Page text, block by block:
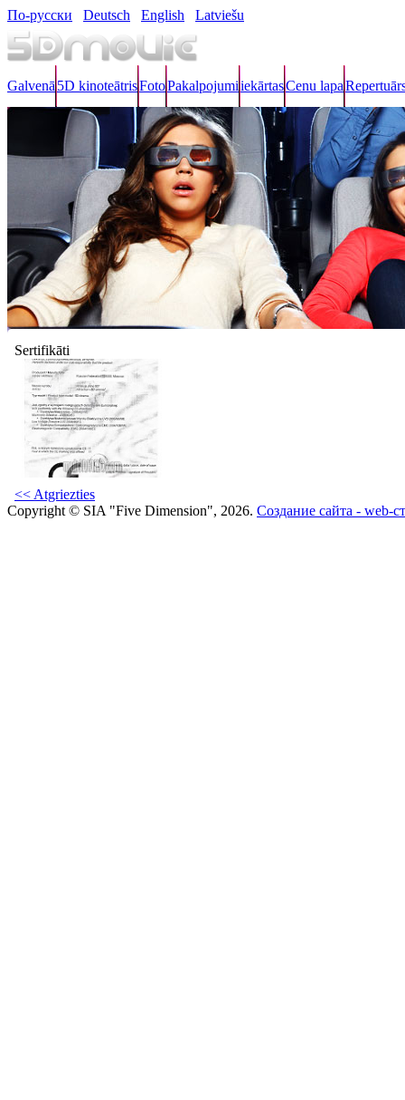
По-русски Deutsch English Latviešu
Galvenā 5D kinoteātrisFotoPakalpojumiiekārtasCenu lapa
Sertifikāti
<< Atgriezties
Copyright © SIA "Five Dimension", 2026. Создание сайта - web-